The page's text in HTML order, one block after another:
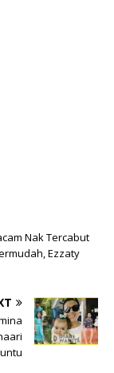
Nak Tercabut
Ezzaty